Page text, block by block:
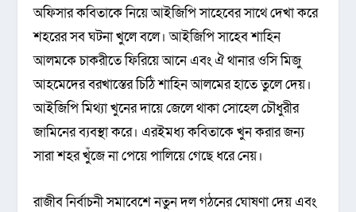
অফিসার কবিতাকে নিয়ে আইজিপি সাহেবের সাথে দেখা করে
শহরের সব ঘটনা খুলে বলে। আইজিপি সাহেব শাহিন
আলমকে চাকরীতে ফিরিয়ে আনে এবং ঐ থানার ওসি মিজু
আহমেদের বরখাস্তের চিঠি শাহিন আলমের হাতে তুলে দেয়।
আইজিপি মিথ্যা খুনের দায়ে জেলে থাকা সোহেল চৌধুরীর
জামিনের ব্যবস্থা করে। এরইমধ্য কবিতাকে খুন করার জন্য
সারা শহর খুঁজে না পেয়ে পালিয়ে গেছে ধরে নেয়।
রাজীব নির্বাচনী সমাবেশে নতুন দল গঠনের ঘোষণা দেয় এবং